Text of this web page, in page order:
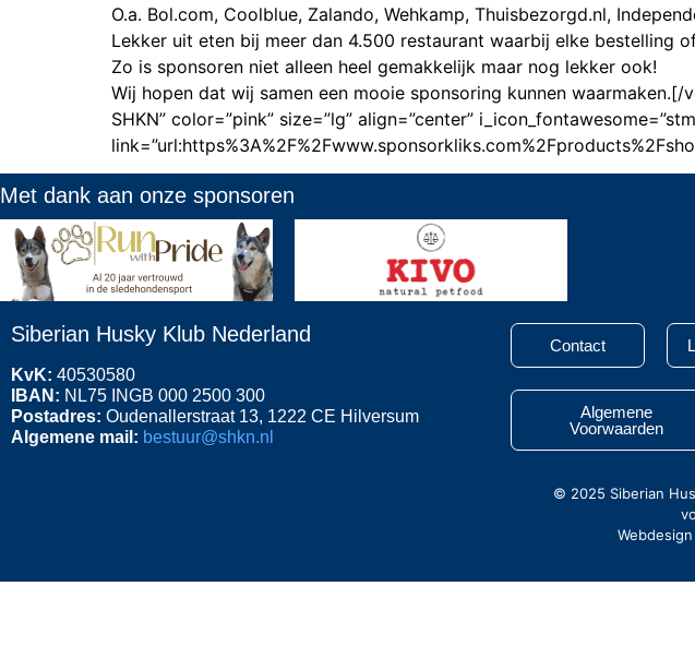
O.a. Bol.com, Coolblue, Zalando, Wehkamp, Thuisbezorgd.nl,
Lekker uit eten bij meer dan 4.500 restaurant waarbij elke bestelling
Zo is sponsoren niet alleen heel gemakkelijk maar nog lekker ook!
Wij hopen dat wij samen een mooie sponsoring kunnen
SHKN” color=”pink” size=”lg” align=”center”
Met dank aan onze sponsoren
Siberian Husky Klub Nederland
KvK: 40530580
IBAN: NL75 INGB 000 2500 300
Postadres: Oudenallerstraat 13, 1222 CE Hilversum
Algemene mail: bestuur@shkn.nl
Contact
Algemene
Voorwaarden
© 2025 Siberian